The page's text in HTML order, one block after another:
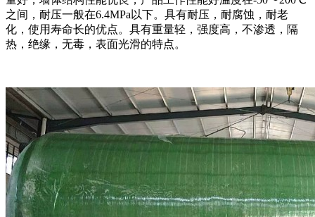
之间，耐压一般在6.4MPa以下。具有耐压，耐腐蚀，耐老
化，使用寿命长的优点。具有重量轻，强度高，不渗透，隔
热，绝缘，无毒，表面光滑的特点。